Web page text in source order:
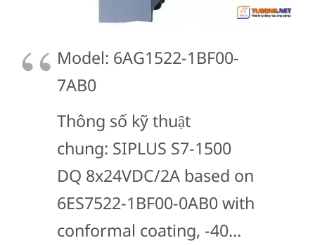
Model: 6AG1522-1BF00-
7AB0
Thông số kỹ thuật
chung: SIPLUS S7-1500
DQ 8x24VDC/2A based on
6ES7522-1BF00-0AB0 with
conformal coating, -40…